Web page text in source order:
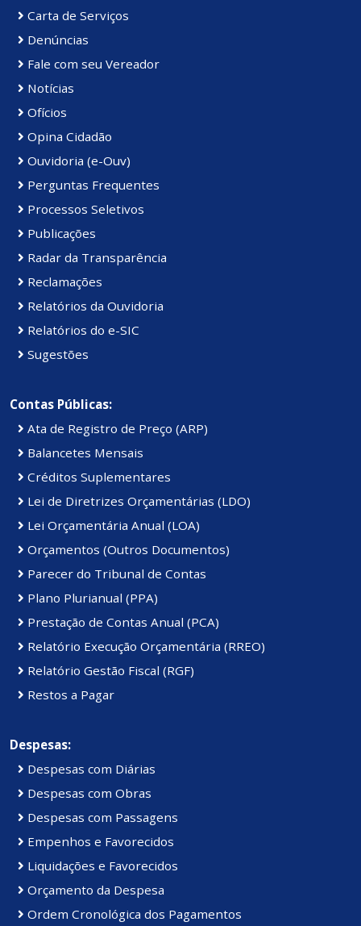
Carta de Serviços
Denúncias
Fale com seu Vereador
Notícias
Ofícios
Opina Cidadão
Ouvidoria (e-Ouv)
Perguntas Frequentes
Processos Seletivos
Publicações
Radar da Transparência
Reclamações
Relatórios da Ouvidoria
Relatórios do e-SIC
Sugestões
Contas Públicas:
Ata de Registro de Preço (ARP)
Balancetes Mensais
Créditos Suplementares
Lei de Diretrizes Orçamentárias (LDO)
Lei Orçamentária Anual (LOA)
Orçamentos (Outros Documentos)
Parecer do Tribunal de Contas
Plano Plurianual (PPA)
Prestação de Contas Anual (PCA)
Relatório Execução Orçamentária (RREO)
Relatório Gestão Fiscal (RGF)
Restos a Pagar
Despesas:
Despesas com Diárias
Despesas com Obras
Despesas com Passagens
Empenhos e Favorecidos
Liquidações e Favorecidos
Orçamento da Despesa
Ordem Cronológica dos Pagamentos